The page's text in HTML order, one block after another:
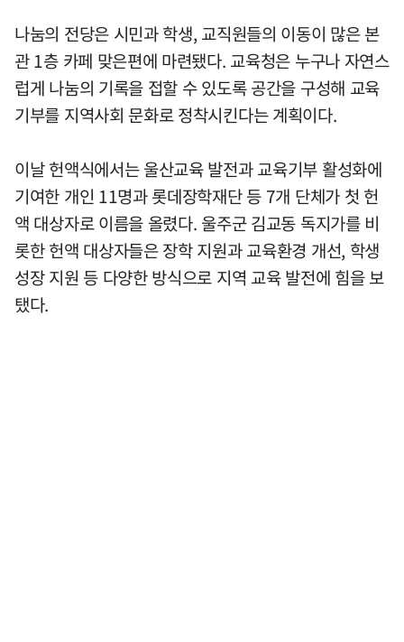
나눔의 전당은 시민과 학생, 교직원들의 이동이 많은 본
관 1층 카페 맞은편에 마련됐다. 교육청은 누구나 자연스
럽게 나눔의 기록을 접할 수 있도록 공간을 구성해 교육
기부를 지역사회 문화로 정착시킨다는 계획이다.
이날 헌액식에서는 울산교육 발전과 교육기부 활성화에
기여한 개인 11명과 롯데장학재단 등 7개 단체가 첫 헌
액 대상자로 이름을 올렸다. 울주군 김교동 독지가를 비
롯한 헌액 대상자들은 장학 지원과 교육환경 개선, 학생
성장 지원 등 다양한 방식으로 지역 교육 발전에 힘을 보
탰다.